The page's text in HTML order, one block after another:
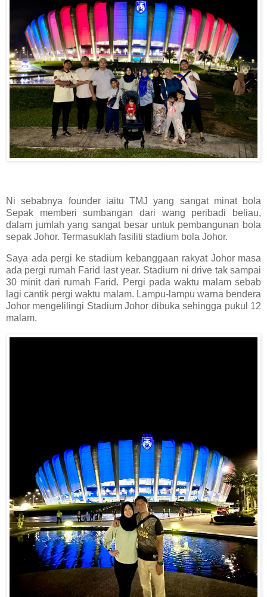
Ni sebabnya founder iaitu TMJ yang sangat minat bola
Sepak memberi sumbangan dari wang peribadi beliau,
dalam jumlah yang sangat besar untuk pembangunan bola
sepak Johor. Termasuklah fasiliti stadium bola Johor.
Saya ada pergi ke stadium kebanggaan rakyat Johor masa
ada pergi rumah Farid last year. Stadium ni drive tak sampai
30 minit dari rumah Farid. Pergi pada waktu malam sebab
lagi cantik pergi waktu malam. Lampu-lampu warna bendera
Johor mengelilingi Stadium Johor dibuka sehingga pukul 12
malam.